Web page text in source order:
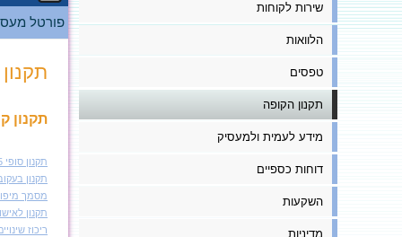
פורטל
תקנון
תקנון סופי 12.5.2025
תקנון בעקוב
מסמך מיפוי
תקנון לאישור סופי 2023
ריכוז
שירות לקוחות
הלוואות
טפסים
תקנון הקופה
מידע לעמית ולמעסיק
דוחות כספיים
השקעות
מדיניות